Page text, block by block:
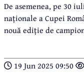
De asemenea, pe 30
naționale a Cupei
nouă ediție de
19 Jun 2025 09:50